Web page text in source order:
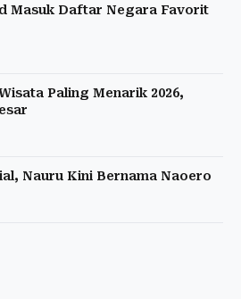
Masuk Daftar Negara Favorit
Paling Menarik 2026,
Nauru Kini Bernama Naoero